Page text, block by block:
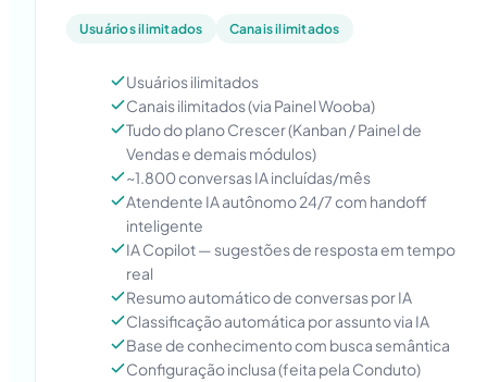
Usuários ilimitados Canais ilimitados
Usuários ilimitados
Canais ilimitados (via Painel Wooba)
Tudo do plano Crescer (Kanban / Painel de
Vendas e demais módulos)
~1.800 conversas IA incluídas/mês
Atendente IA autônomo 24/7 com handoff
inteligente
IA Copilot — sugestões de resposta em tempo
real
Resumo automático de conversas por IA
Classificação automática por assunto via IA
Base de conhecimento com busca semântica
Configuração inclusa (feita pela Conduto)